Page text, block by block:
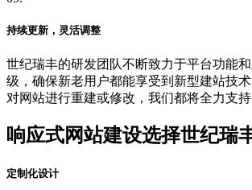
持续更新，灵活调整
世纪瑞丰的研发团队不断致力于平台功能
级，确保新老用户都能享受到新型建站技
对网站进行重建或修改，我们都将全力支持
响应式网站建设选择世纪瑞
定制化设计